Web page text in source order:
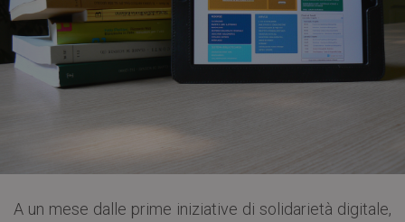
A un mese dalle prime iniziative di solidarietà digitale,